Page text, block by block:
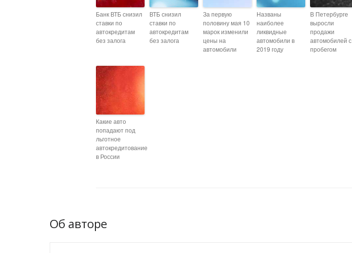
Банк ВТБ снизил
ставки по
автокредитам
без залога
ВТБ снизил
ставки по
автокредитам
без залога
За первую
половину мая 10
марок изменили
цены на
автомобили
Названы
наиболее
ликвидные
автомобили в
2019 году
В Петербурге
выросли
продажи
автомобилей с
пробегом
Какие авто
попадают под
льготное
автокредитование
в России
Об авторе